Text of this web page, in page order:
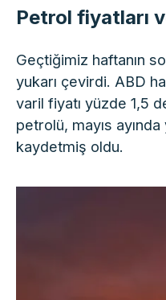
Petrol fiyatları
Geçtiğimiz haftanın
yukarı çevirdi. ABD
varil fiyatı yüzde 1,5
petrolü, mayıs
kaydetmiş oldu.